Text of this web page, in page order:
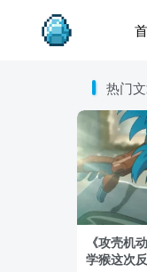
热门
《攻壳机
学猴这次